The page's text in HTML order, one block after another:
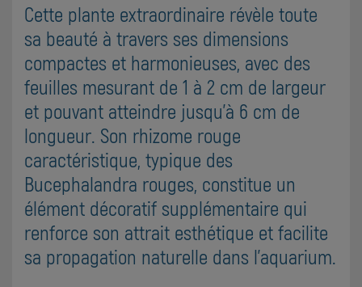
Cette plante extraordinaire révèle toute
sa beauté à travers ses dimensions
compactes et harmonieuses, avec des
feuilles mesurant de 1 à 2 cm de largeur
et pouvant atteindre jusqu'à 6 cm de
longueur. Son rhizome rouge
caractéristique, typique des
Bucephalandra rouges, constitue un
élément décoratif supplémentaire qui
renforce son attrait esthétique et facilite
sa propagation naturelle dans l'aquarium.